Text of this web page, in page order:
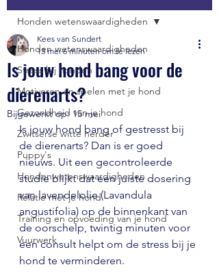
Honden wetenswaardigheden
Stress bij honden
Motiveren en spelen met je hond
Gezondheid van je hond
Zwitserse witte herder
Puppy's
Hondenwetenswaardigheden
Relatie met je hond
Training en opvoeding van je hond
Vuurwerk
Honden wetenswaardigheden
Is jouw hond bang voor de
dierenarts?
Kees van Sundert
13 mei 6 minuten om te lezen
Bijgewerkt op: 15 mei
Is jouw hond bang of gestresst bij
de dierenarts? Dan is er goed
nieuws. Uit een gecontroleerde
studie blijkt dat een juiste dosering
van lavendelolie (Lavandula
angustifolia) op de binnenkant van
de oorschelp, twintig minuten voor
een consult helpt om de stress bij je
hond te verminderen.